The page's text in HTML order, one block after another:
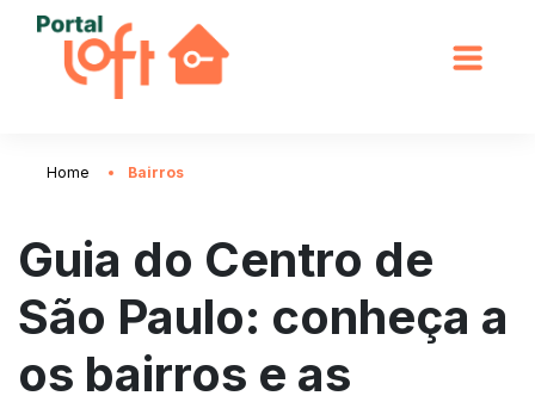
Home Bairros
Guia do Centro de
São Paulo: conheça a
os bairros e as